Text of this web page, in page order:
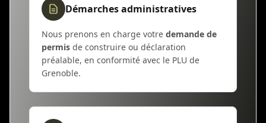
Démarches administratives
Nous prenons en charge votre demande de
permis de construire ou déclaration
préalable, en conformité avec le PLU de
Grenoble.